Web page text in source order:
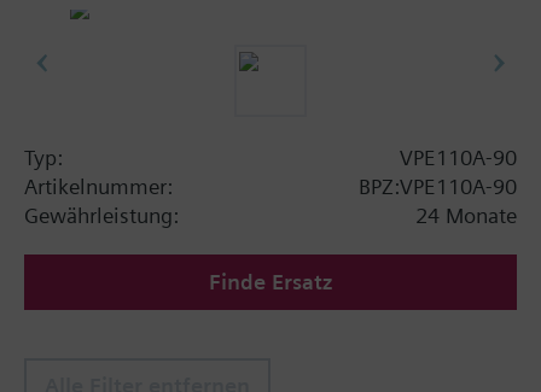
Wärmetauschern für Heizen und Kühlen
geschlossene Kreisläufe
Zusatz Info
Zulässige Medien: Wasser (nach VDI 2035), Wasser
Die Ventile können mit den Siemens Stellantrieben
Typ:
VPE110A-90
Artikelnummer:
BPZ:VPE110A-90
Gewährleistung:
24 Monate
Finde Ersatz